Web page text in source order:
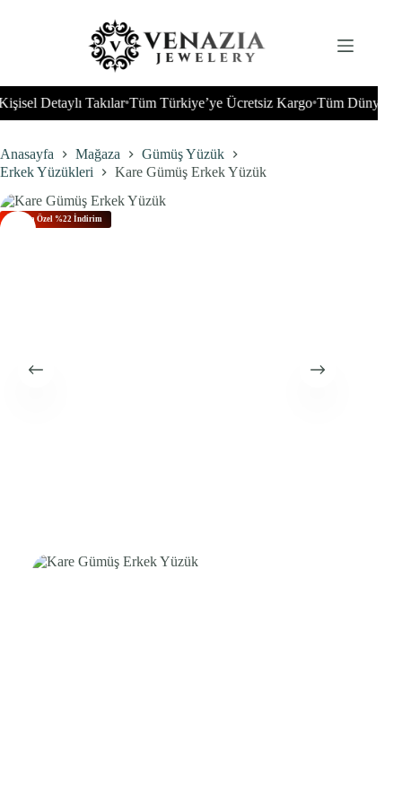
Takılar•Tüm Türkiye’ye Ücretsiz Kargo•Tüm Dünyaya
Anasayfa Mağaza
Gümüş Yüzük
Erkek Yüzükleri
Kare Gümüş Erkek Yüzük
Bu Aya Özel %22 İndirim